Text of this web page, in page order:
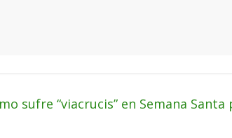
sufre “viacrucis” en Semana